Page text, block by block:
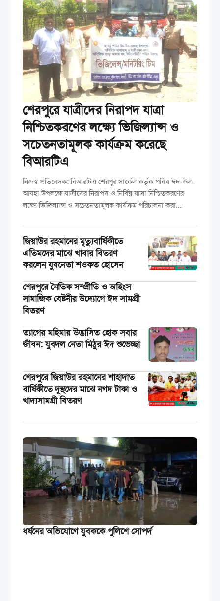
শেরপুরে যাত্রীদের নিরাপদ যাত্রা
নিশ্চিতকরণের লক্ষ্যে ভিজিল্যান্স ও
সচেতনতামূলক কার্যক্রম করেছে
বিআরটিএ
নিজস্ব প্রতিবেদক: বিআরটিএ শেরপুর সার্কেল কর্তৃক পবিত্র ঈদ-উল-
আযহা উপলক্ষে যাত্রীদের নিরাপদ ও নির্বিঘ্ন যাত্রা নিশ্চিতকরণের
লক্ষ্যে ভিজিল্যান্স ও সচেতনতামূলক কার্যক্রম পরিচালনা করা
পরিচালনা করা হয়। ...
জিয়াউর রহমানের মৃত্যুবার্ষিকীতে
এতিমদের মাঝে খাবার বিতরণ
করলেন যুবনেতা শওকত হোসেন
শেরপুরে নৈতিক সম্প্রীতি ও অহিংস
সামাজিক বেষ্টনীর উদ্যোগে ঈদ সামগ্রী
বিতরণ
‎ত্যাগের মহিমায় উদ্ভাসিত হোক সবার
জীবন: যুবদল নেতা মিঠুর ঈদ শুভেচ্ছা
শেরপুরে জিয়াউর রহমানের শাহাদাত
বার্ষিকীতে দুস্থদের মাঝে নগদ টাকা ও
খাদ্যসামগ্রী বিতরণ
ধর্ষনের অভিযোগে যুবককে পুলিশে সোপর্দ